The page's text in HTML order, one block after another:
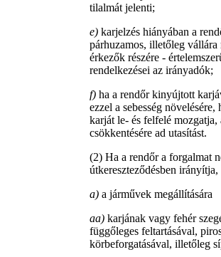
tilalmát jelenti;
e) karjelzés hiányában a
párhuzamos, illetőleg vállára
érkezők részére -
rendelkezései az irányadók;
f) ha a rendőr kinyújtott
ezzel a sebesség
karját le- és felfelé mozgatja,
csökkentésére ad utasítást.
(2) Ha a rendőr a forgalmat
útkereszteződésben irányítja,
a) a járművek megállítására
aa) karjának vagy fehér
függőleges feltartásával,
körbeforgatásával, illetőleg